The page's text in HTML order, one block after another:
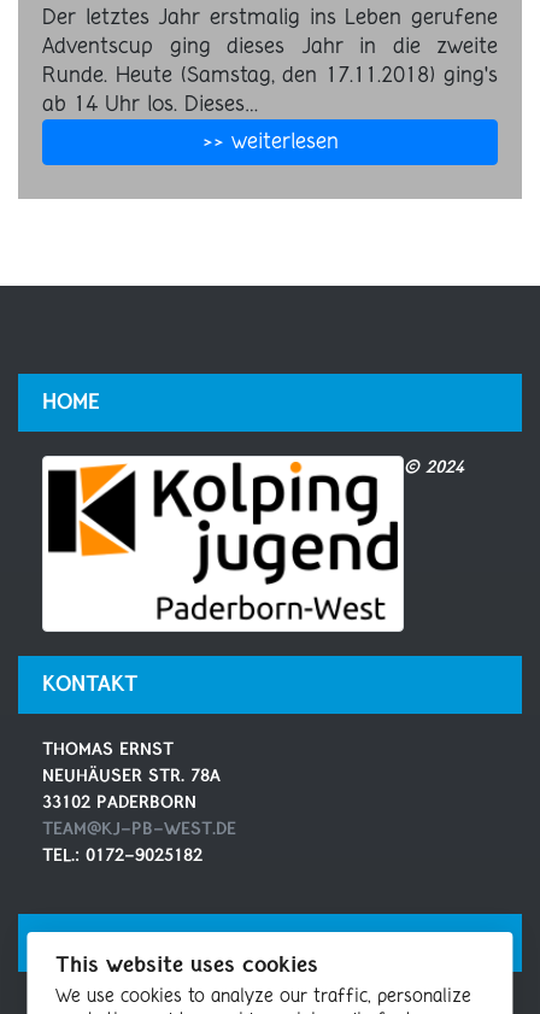
Der letztes Jahr erstmalig ins Leben gerufene
Adventscup ging dieses Jahr in die zweite
Runde. Heute (Samstag, den 17.11.2018) ging's
ab 14 Uhr los. Dieses…
>> weiterlesen
HOME
© 2024
KONTAKT
THOMAS ERNST
NEUHÄUSER STR. 78A
33102 PADERBORN
TEAM@KJ-PB-WEST.DE
TEL.: 0172-9025182
MAILINGLISTE
This website uses cookies
We use cookies to analyze our traffic, personalize